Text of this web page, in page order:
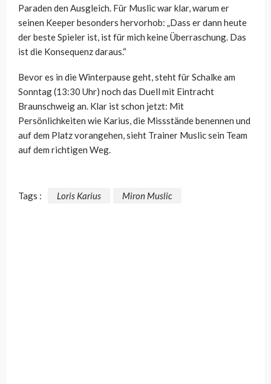
Paraden den Ausgleich. Für Muslic war klar, warum er
seinen Keeper besonders hervorhob: „Dass er dann heute
der beste Spieler ist, ist für mich keine Überraschung. Das
ist die Konsequenz daraus.“
Bevor es in die Winterpause geht, steht für Schalke am
Sonntag (13:30 Uhr) noch das Duell mit Eintracht
Braunschweig an. Klar ist schon jetzt: Mit
Persönlichkeiten wie Karius, die Missstände benennen und
auf dem Platz vorangehen, sieht Trainer Muslic sein Team
auf dem richtigen Weg.
Tags : Loris Karius Miron Muslic